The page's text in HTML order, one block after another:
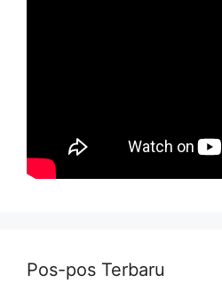
Pos-pos Terbaru